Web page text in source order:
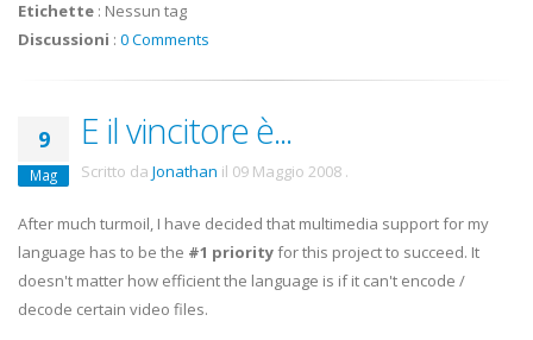
Etichette : Nessun tag
Discussioni : 0 Comments
9
Mag
E il vincitore è...
Scritto da Jonathan il 09 Maggio 2008 .
After much turmoil, I have decided that multimedia support for my
language has to be the #1 priorityfor this project to succeed. It
doesn't matter how efficient the language is if it can't encode /
decode certain video files.